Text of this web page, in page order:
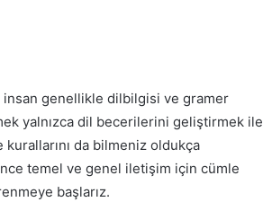
genellikle dilbilgisi ve gramer
yalnızca dil becerilerini geliştirmek ile
kurallarını da bilmeniz oldukça
temel ve genel iletişim için cümle
başlarız.